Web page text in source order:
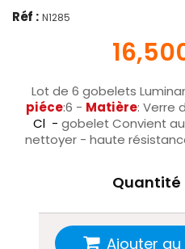
Réf : N1285
Lot de 6 gobelets
piéce:6 - Matière: Verre
Cl - gobelet Convient
nettoyer - haute
Quantité
Ajouter